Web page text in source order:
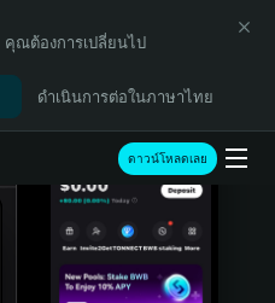
คุณต้องการเปลี่ยนไป
ดำเนินการต่อในภาษาไทย
ดาวน์โหลดเลย